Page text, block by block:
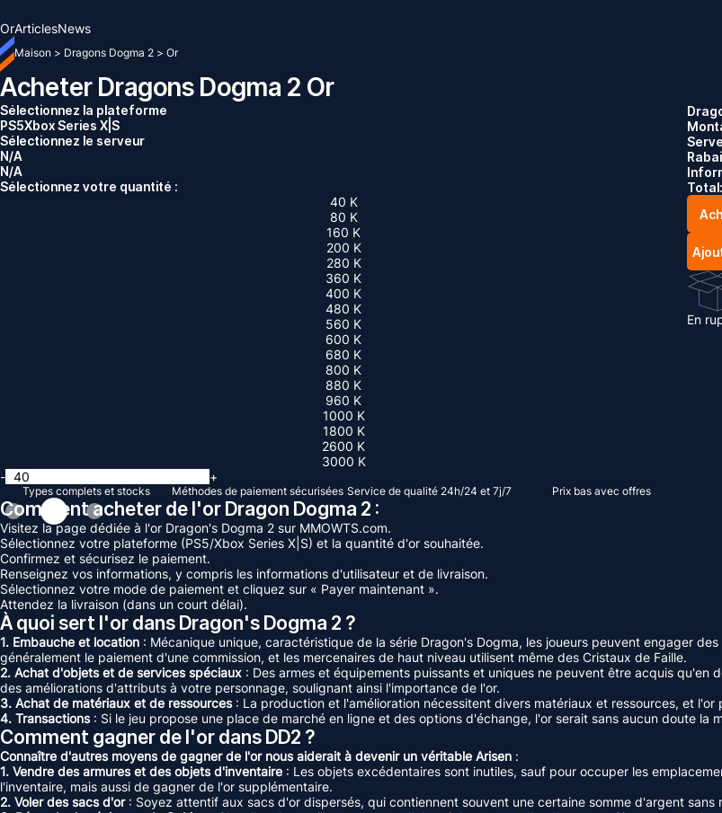
OrArticlesNews
Maison > Dragons Dogma 2 > Or
Acheter Dragons Dogma 2 Or
Sélectionnez la plateforme
PS5Xbox Series X|S
Sélectionnez le serveur
N/A
N/A
Sélectionnez votre quantité :
40 K
80 K
160 K
200 K
280 K
360 K
400 K
480 K
560 K
600 K
680 K
800 K
880 K
960 K
1000 K
1800 K
2600 K
3000 K
-
+
Types complets et stocks Méthodes de paiement sécurisées Service de qualité 24h/24 et 7j/7 Prix ​​bas avec offres
Total:
En
Comment acheter de l'or Dragon Dogma 2 :
Visitez la page dédiée à l'or Dragon's Dogma 2 sur MMOWTS.com.
Sélectionnez votre plateforme (PS5/Xbox Series X|S) et la quantité d'or souhaitée.
Confirmez et sécurisez le paiement.
Renseignez vos informations, y compris les informations d'utilisateur et de livraison.
Sélectionnez votre mode de paiement et cliquez sur « Payer maintenant ».
Attendez la livraison (dans un court délai).
À quoi sert l'or dans Dragon's Dogma 2 ?
1. Embauche et location : Mécanique unique, caractéristique de la série Dragon's Dogma, les joueurs peuvent engager
généralement le paiement d'une commission, et les mercenaires de haut niveau utilisent même des Cristaux de Faille.
2. Achat d'objets et de services spéciaux : Des armes et équipements puissants et uniques ne peuvent être acquis
des améliorations d'attributs à votre personnage, soulignant ainsi l'importance de l'or.
3. Achat de matériaux et de ressources: La production et l'amélioration nécessitent divers matériaux et ressources, et
4. Transactions: Si le jeu propose une place de marché en ligne et des options d'échange, l'or serait sans aucun doute la
Comment gagner de l'or dans DD2 ?
Connaître d'autres moyens de gagner de l'or nous aiderait à devenir un véritable Arisen :
1. Vendre des armures et des objets d'inventaire : Les objets excédentaires sont inutiles, sauf pour occuper les
l'inventaire, mais aussi de gagner de l'or supplémentaire.
2. Voler des sacs d'or : Soyez attentif aux sacs d'or dispersés, qui contiennent souvent une certaine somme d'argent sans